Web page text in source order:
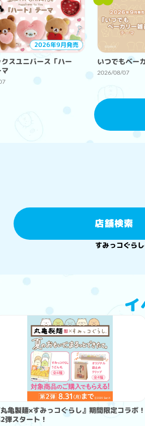
2026年9月発売
スユニバース「ハー
いつでもベー
2026/08/07
店舗検索
すみっコぐらし
丸亀製麺×すみっコぐらし』期間限定コラボ！
弾スタート！